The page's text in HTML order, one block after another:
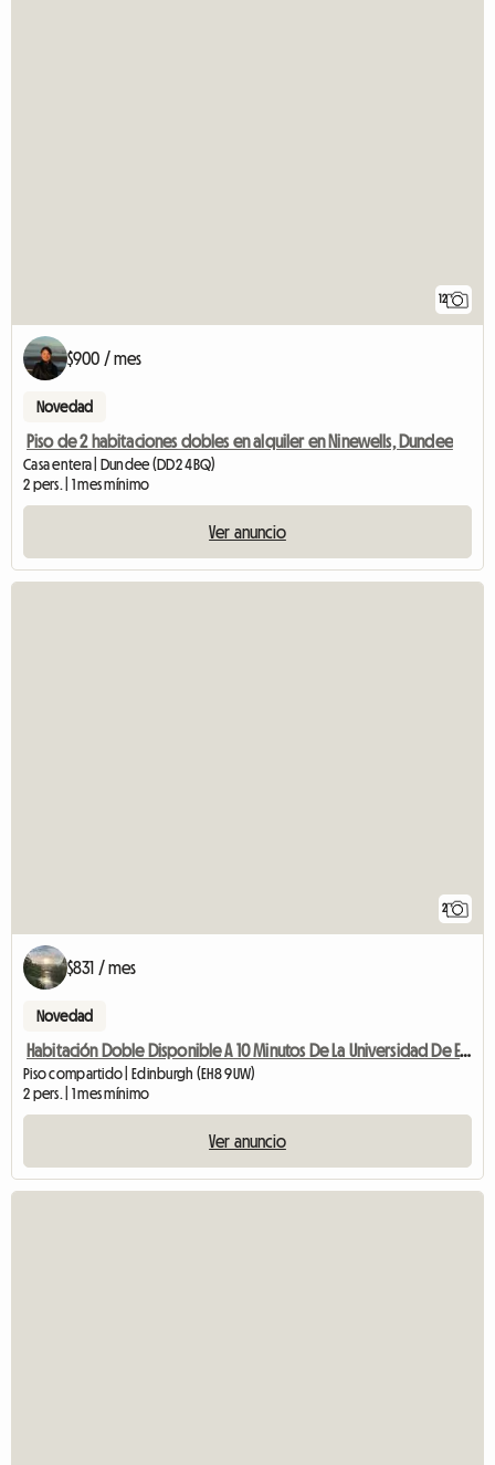
12
$900 / mes
Novedad
Piso de 2 habitaciones dobles en alquiler en Ninewells, Dundee
Casa entera | Dundee (DD2 4BQ)
2 pers. | 1 mes mínimo
Ver anuncio
2
$831 / mes
Novedad
Habitación Doble Disponible A 10 Minutos De La Universidad De Edimburgo Bui
Piso compartido | Edinburgh (EH8 9UW)
2 pers. | 1 mes mínimo
Ver anuncio